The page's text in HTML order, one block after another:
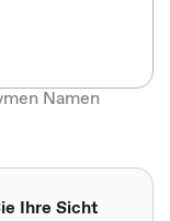
Namen
Ihre Sicht